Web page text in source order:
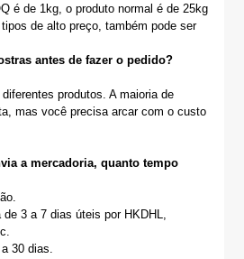
é de 1kg, o produto normal é de 25kg
de alto preço, também pode ser
antes de fazer o pedido?
produtos. A maioria de
mas você precisa arcar com o custo
a mercadoria, quanto tempo
3 a 7 dias úteis por HKDHL,
30 dias.